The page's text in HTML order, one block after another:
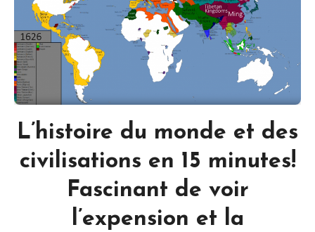
L’histoire du monde et des
civilisations en 15 minutes!
Fascinant de voir
l’expension et la